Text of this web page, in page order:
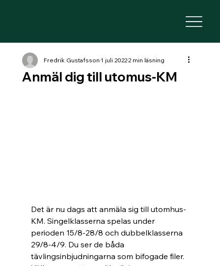
Anmäl dig till utomus-KM
Fredrik Gustafsson1 juli 20222 min läsning
Det är nu dags att anmäla sig till utomhus-
KM. Singelklasserna spelas under
perioden 15/8-28/8 och dubbelklasserna
29/8-4/9. Du ser de båda
tävlingsinbjudningarna som bifogade filer.